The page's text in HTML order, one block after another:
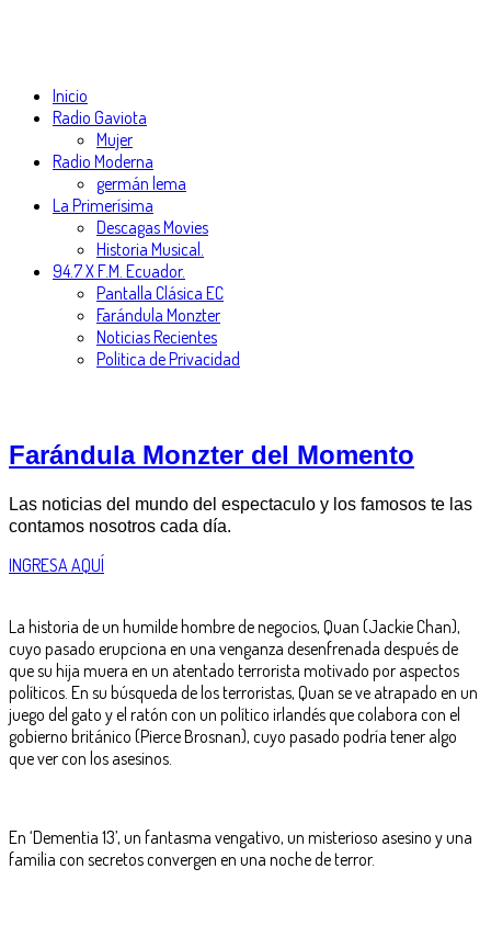
Inicio
Radio Gaviota
Mujer
Radio Moderna
germán lema
La Primerísima
Descagas Movies
Historia Musical.
94.7 X F.M. Ecuador.
Pantalla Clásica EC
Farándula Monzter
Noticias Recientes
Politica de Privacidad
Farándula Monzter del Momento
Las noticias del mundo del espectaculo y los famosos te las
contamos nosotros cada día.
INGRESA AQUÍ
La historia de un humilde hombre de negocios, Quan (Jackie Chan),
cuyo pasado erupciona en una venganza desenfrenada después de
que su hija muera en un atentado terrorista motivado por aspectos
políticos. En su búsqueda de los terroristas, Quan se ve atrapado en un
juego del gato y el ratón con un político irlandés que colabora con el
gobierno británico (Pierce Brosnan), cuyo pasado podría tener algo
que ver con los asesinos.
En ‘Dementia 13’, un fantasma vengativo, un misterioso asesino y una
familia con secretos convergen en una noche de terror.